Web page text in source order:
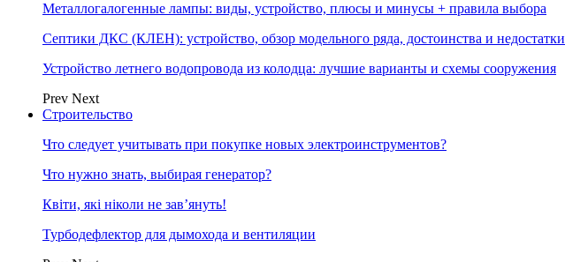
Металлогалогенные лампы: виды, устройство, плюсы и минусы + правила выбора
Септики ДКС (КЛЕН): устройство, обзор модельного ряда, достоинства и недостатки
Устройство летнего водопровода из колодца: лучшие варианты и схемы сооружения
Prev Next
Строительство
Что следует учитывать при покупке новых электроинструментов?
Что нужно знать, выбирая генератор?
Квіти, які ніколи не зав’януть!
Турбодефлектор для дымохода и вентиляции